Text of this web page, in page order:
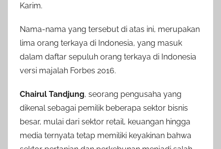
Karim.
Nama-nama yang tersebut di atas ini, merupakan
lima orang terkaya di Indonesia, yang masuk
dalam daftar sepuluh orang terkaya di Indonesia
versi majalah Forbes 2016.
Chairul Tandjung, seorang pengusaha yang
dikenal sebagai pemilik beberapa sektor bisnis
besar, mulai dari sektor retail, keuangan hingga
media ternyata tetap memiliki keyakinan bahwa